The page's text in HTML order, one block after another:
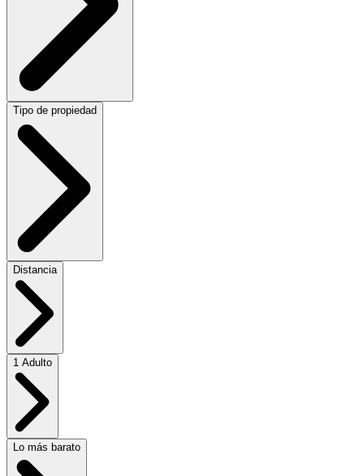
Tipo de propiedad
Distancia
1 Adulto
Lo más barato